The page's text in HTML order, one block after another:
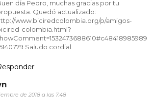
día Pedro, muchas gracias por tu
Quedó actualizado:
www.biciredcolombia.org/p/amigos-
colombia.html?
Saludo cordial.
de 2018 a las 7:48